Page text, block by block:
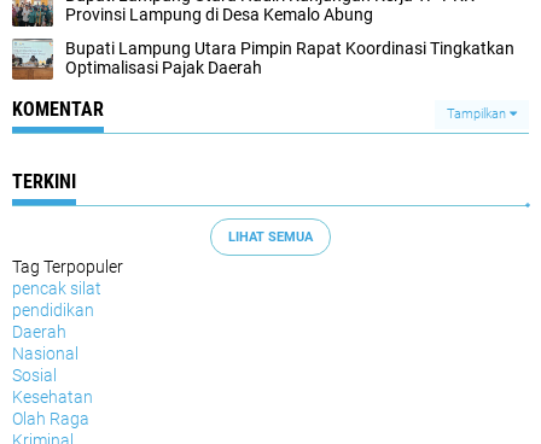
Provinsi Lampung di Desa Kemalo Abung
Bupati Lampung Utara Pimpin Rapat Koordinasi Tingkatkan
Optimalisasi Pajak Daerah
KOMENTAR Tampilkan
TERKINI
LIHAT SEMUA
Tag Terpopuler
pencak silat
pendidikan
Daerah
Nasional
Sosial
Kesehatan
Olah Raga